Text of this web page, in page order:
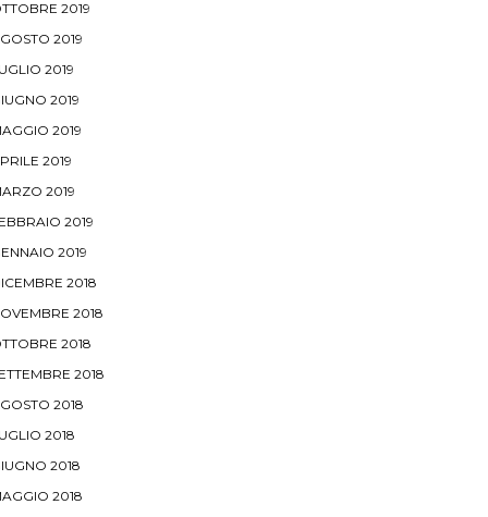
2019
2019
2019
2019
2019
2019
2019
2019
2019
2018
2018
2018
2018
2018
2018
2018
2018